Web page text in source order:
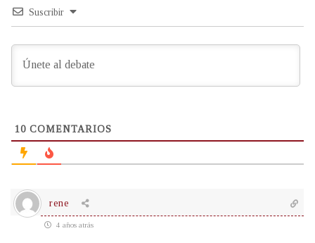
Suscribir
10 COMENTARIOS
rene
4 años atrás